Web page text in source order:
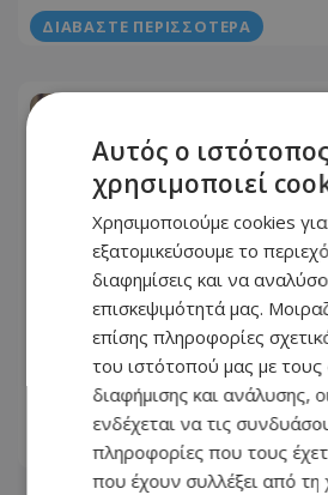
ΔΙΑΒΆΣΤΕ ΠΕΡΙΣΣΌΤΕΡΑ
Πέντε τρόποι να
δυσλειτουργία
30.09.2023 - 11:22
ΔΙΑΒΆΣΤΕ ΠΕΡΙΣΣΌΤΕΡΑ
Αυτός ο
χρησιμοποιεί
Χρησιμοποιούμε cookies
εξατομικεύσουμε το
διαφημίσεις και να
επισκεψιμότητά μας.
επίσης πληροφορίες
του ιστότοπού μας με τους
διαφήμισης και ανάλυσης,
ενδέχεται να τις
πληροφορίες που τους
που έχουν συλλέξει από